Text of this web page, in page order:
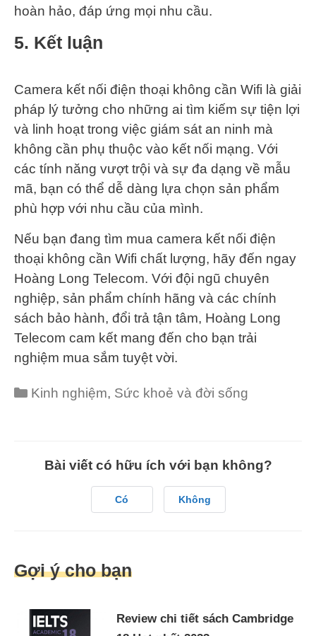
hoàn hảo, đáp ứng mọi nhu cầu.
5. Kết luận
Camera kết nối điện thoại không cần Wifi là giải
pháp lý tưởng cho những ai tìm kiếm sự tiện lợi
và linh hoạt trong việc giám sát an ninh mà
không cần phụ thuộc vào kết nối mạng. Với
các tính năng vượt trội và sự đa dạng về mẫu
mã, bạn có thể dễ dàng lựa chọn sản phẩm
phù hợp với nhu cầu của mình.
Nếu bạn đang tìm mua camera kết nối điện
thoại không cần Wifi chất lượng, hãy đến ngay
Hoàng Long Telecom. Với đội ngũ chuyên
nghiệp, sản phẩm chính hãng và các chính
sách bảo hành, đổi trả tận tâm, Hoàng Long
Telecom cam kết mang đến cho bạn trải
nghiệm mua sắm tuyệt vời.
Categories
Kinh nghiệm, Sức khoẻ và đời sống
Bài viết có hữu ích với bạn không?
Có Không
Gợi ý cho bạn
Review chi tiết sách Cambridge